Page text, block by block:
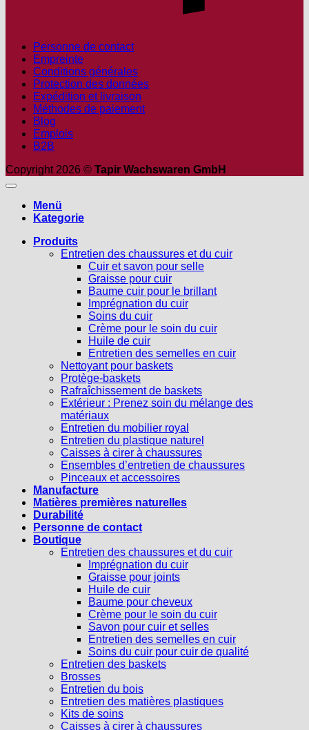
Personne de contact
Empreinte
Conditions générales
Protection des données
Expédition et livraison
Méthodes de paiement
Blog
Emplois
B2B
Copyright 2026 © Tapir Wachswaren GmbH
Menü
Kategorie
Produits
Entretien des chaussures et du cuir
Cuir et savon pour selle
Graisse pour cuir
Baume cuir pour le brillant
Imprégnation du cuir
Soins du cuir
Crème pour le soin du cuir
Huile de cuir
Entretien des semelles en cuir
Nettoyant pour baskets
Protège-baskets
Rafraîchissement de baskets
Extérieur : Prenez soin du mélange des
matériaux
Entretien du mobilier royal
Entretien du plastique naturel
Caisses à cirer à chaussures
Ensembles d’entretien de chaussures
Pinceaux et accessoires
Manufacture
Matières premières naturelles
Durabilité
Personne de contact
Boutique
Entretien des chaussures et du cuir
Imprégnation du cuir
Graisse pour joints
Huile de cuir
Baume pour cheveux
Crème pour le soin du cuir
Savon pour cuir et selles
Entretien des semelles en cuir
Soins du cuir pour cuir de qualité
Entretien des baskets
Brosses
Entretien du bois
Entretien des matières plastiques
Kits de soins
Caisses à cirer à chaussures